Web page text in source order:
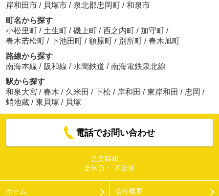
岸和田市 / 貝塚市 / 泉北郡忠岡町 / 和泉市
町名から探す
小松里町 / 土生町 / 磯上町 / 西之内町 / 加守町 /
春木若松町 / 下池田町 / 額原町 / 別所町 / 春木旭町
路線から探す
南海本線 / 阪和線 / 水間鉄道 / 南海電鉄泉北線
駅から探す
和泉大宮 / 春木 / 久米田 / 下松 / 岸和田 / 東岸和田 / 忠岡 /
蛸地蔵 / 東貝塚 / 貝塚
電話でお問い合わせ
営業時間：
定休日：
不定休
ホーム 会社概要